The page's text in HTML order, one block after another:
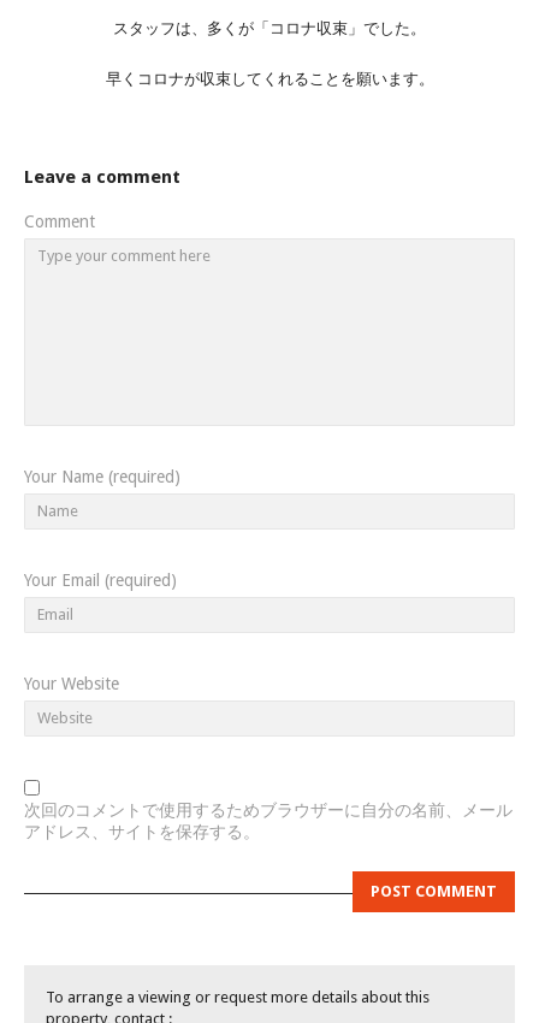
スタッフは、多くが「コロナ収束」でした。
早くコロナが収束してくれることを願います。
Leave a comment
Comment
Your Name (required)
Your Email (required)
Your Website
次回のコメントで使用するためブラウザーに自分の名前、メール
アドレス、サイトを保存する。
To arrange a viewing or request more details about this
property, contact :